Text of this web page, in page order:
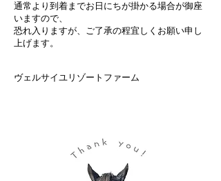
通常より到着までお日にちが掛かる場合が御座
いますので、
恐れ入りますが、ご了承の程宜しくお願い申し
上げます。
ヴェルサイユリゾートファーム